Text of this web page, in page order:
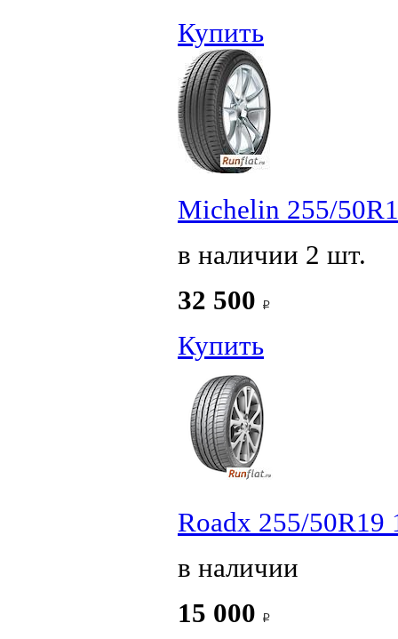
Купить
Michelin 255/
в наличии 2 шт.
32 500
Купить
Roadx 255/
в наличии
15 000